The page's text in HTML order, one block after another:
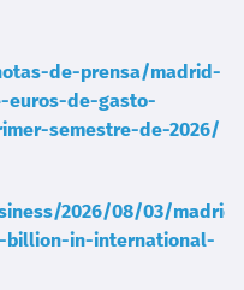
de-prensa/madrid-
euros-de-gasto-
semestre-de-2026/
2026/08/03/madrid-
billion-in-international-